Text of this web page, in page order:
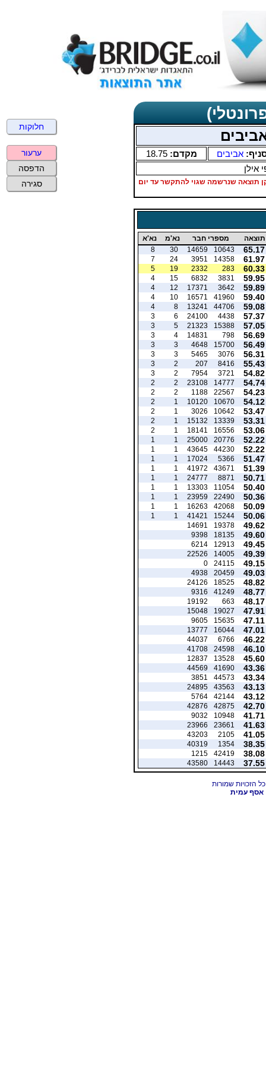
אביבים מקדם:18.75
אילן
2 אם מישהו יכול לתקן תוצאה שנרשמה שגוי להתקשר עד יום
תוצאה מספרי חבר נא'מ נא'א
65.17
10643
14659
30
8
61.97
14358
3951
24
7
60.33
283
2332
19
5
59.95
3831
6832
15
4
59.89
3642
17371
12
4
59.40
41960
16571
10
4
59.08
44706
13241
8
4
57.37
4438
24100
6
3
57.05
15388
21323
5
3
56.69
798
14831
4
3
56.49
15700
4648
3
3
56.31
3076
5465
3
3
55.43
8416
207
2
3
54.82
3721
7954
2
3
54.74
14777
23108
2
2
54.23
22567
1188
2
2
54.12
10670
10120
1
2
53.47
10642
3026
1
2
53.31
13339
15132
1
2
53.06
16556
18141
1
2
52.22
20776
25000
1
1
52.22
44230
43645
1
1
51.47
5366
17024
1
1
51.39
43671
41972
1
1
50.71
8871
24777
1
1
50.40
11054
13303
1
1
50.36
22490
23959
1
1
50.09
42068
16263
1
1
50.06
15244
41421
1
1
49.62
19378
14691
49.60
18135
9398
49.45
12913
6214
49.39
14005
22526
49.15
24115
0
49.03
20459
4938
48.82
18525
24126
48.77
41249
9316
48.17
663
19192
47.91
19027
15048
47.11
15635
9605
47.01
16044
13777
46.22
6766
44037
46.10
24598
41708
45.60
13528
12837
43.36
41690
44569
43.34
44573
3851
43.13
43563
24895
43.12
42144
5764
42.70
42875
42876
41.71
10948
9032
41.63
23661
23966
41.05
2105
43203
38.35
1354
40319
38.08
42419
1215
37.55
14443
43580
אסף עמית
חלוקות
ערעור
הדפסה
סגירה